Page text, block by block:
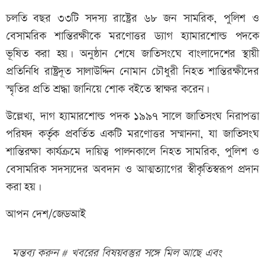
চলতি বছর ৩৩টি সদস্য রাষ্ট্রের ৬৮ জন সামরিক, পুলিশ ও
বেসামরিক শান্তিরক্ষীকে মরণোত্তর ড্যাগ হ্যামারশোল্ড পদকে
ভূষিত করা হয়। অনুষ্ঠান শেষে জাতিসংঘে বাংলাদেশের স্থায়ী
প্রতিনিধি রাষ্ট্রদূত সালাউদ্দিন নোমান চৌধুরী নিহত শান্তিরক্ষীদের
স্মৃতির প্রতি শ্রদ্ধা জানিয়ে শোক বইতে স্বাক্ষর করেন।
উল্লেখ্য, দাগ হ্যামারশোল্ড পদক ১৯৯৭ সালে জাতিসংঘ নিরাপত্তা
পরিষদ কর্তৃক প্রবর্তিত একটি মরণোত্তর সম্মাননা, যা জাতিসংঘ
শান্তিরক্ষা কার্যক্রমে দায়িত্ব পালনকালে নিহত সামরিক, পুলিশ ও
বেসামরিক সদস্যদের অবদান ও আত্মত্যাগের স্বীকৃতিস্বরূপ প্রদান
করা হয়।
আপন দেশ/জেডআই
মন্তব্য করুন # খবরের বিষয়বস্তুর সঙ্গে মিল আছে এবং